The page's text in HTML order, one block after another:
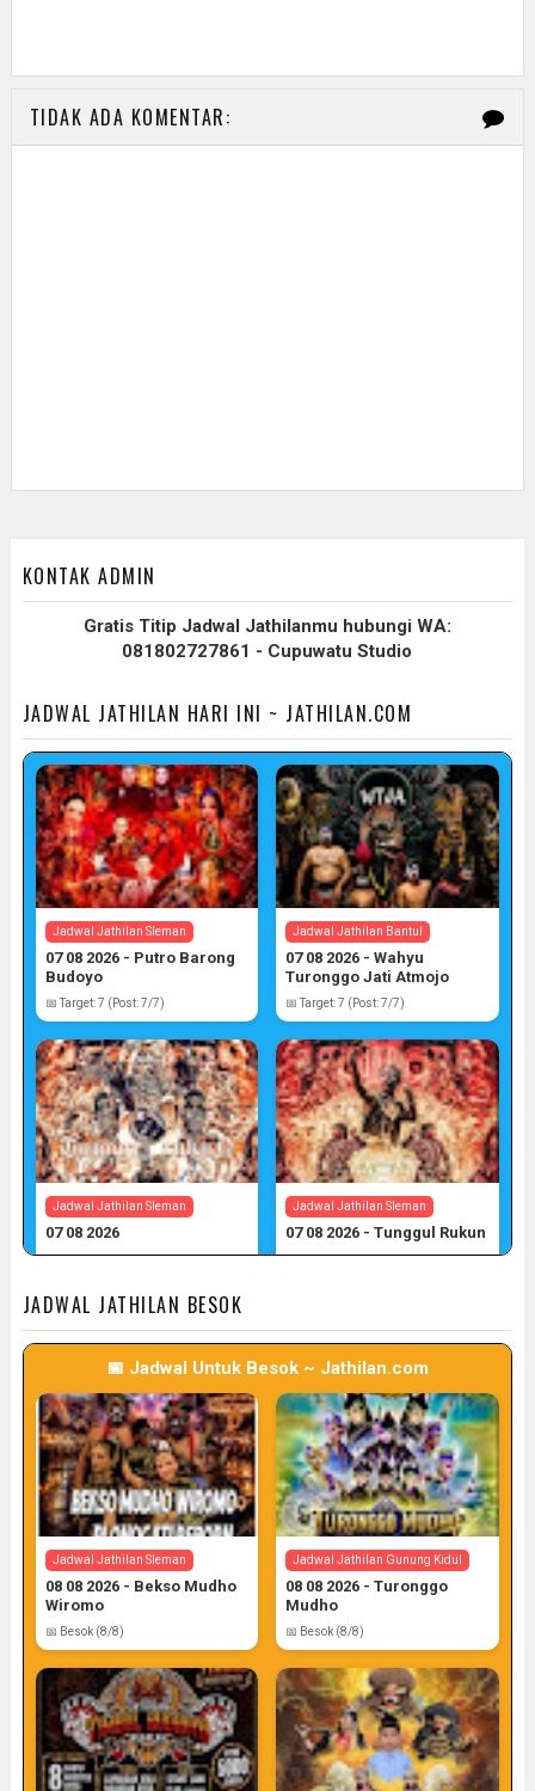
TIDAK ADA KOMENTAR:
KONTAK ADMIN
Gratis Titip Jadwal Jathilanmu hubungi WA:
081802727861 - Cupuwatu Studio
JADWAL JATHILAN HARI INI ~ JATHILAN.COM
Jadwal Jathilan Sleman
07 08 2026 - Putro Barong
Budoyo
📅 Target: 7 (Post: 7/7)
Jadwal Jathilan Bantul
07 08 2026 - Wahyu
Turonggo Jati Atmojo
📅 Target: 7 (Post: 7/7)
Jadwal Jathilan Sleman
07 08 2026
Jadwal Jathilan Sleman
07 08 2026 - Tunggul Rukun
JADWAL JATHILAN BESOK
📅 Jadwal Untuk Besok ~ Jathilan.com
Jadwal Jathilan Sleman
08 08 2026 - Bekso Mudho
Wiromo
📅 Besok (8/8)
Jadwal Jathilan Gunung Kidul
08 08 2026 - Turonggo
Mudho
📅 Besok (8/8)